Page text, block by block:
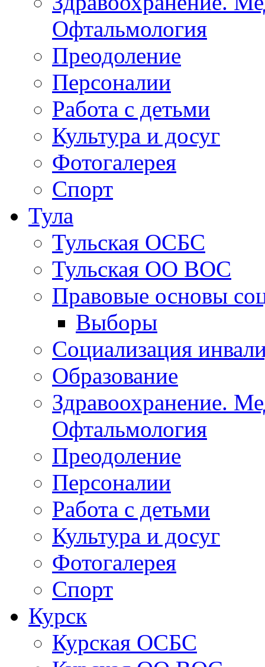
Здравоохранение.
Офтальмология
Преодоление
Персоналии
Работа с детьми
Культура и досуг
Фотогалерея
Спорт
Тула
Тульская ОСБС
Тульская ОО ВОС
Правовые основы
Выборы
Социализация
Образование
Здравоохранение.
Офтальмология
Преодоление
Персоналии
Работа с детьми
Культура и досуг
Фотогалерея
Спорт
Курск